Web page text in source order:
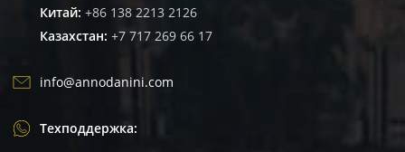
Китай: +86 138 2213 2126
Казахстан: +7 717 269 66 17
info@annodanini.com
Техподдержка: